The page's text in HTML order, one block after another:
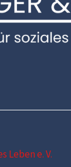
Leben e. V.